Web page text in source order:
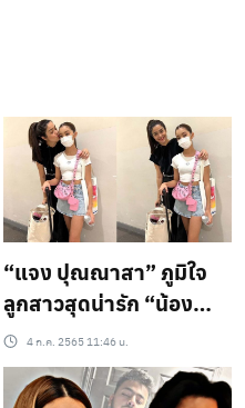
“แจง ปุณณาสา” ภูมิใจ
ลูกสาวสุดน่ารัก “น้อง
แตงโม” ได้รับเหรียญ
รางวัล!
4 ก.ค. 2565 11:46 น.